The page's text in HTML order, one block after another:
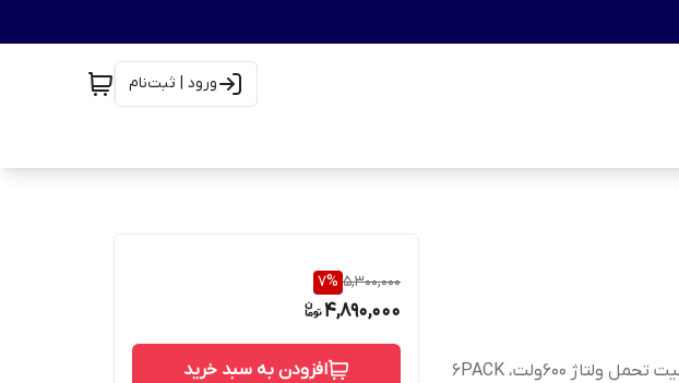
ورود | ثبت‌نام
قابلیت تحمل جریان 75 آمپر، قابلیت تحمل ولتاژ 600ولت، 6PACK
5,300,000
7%
4,890,000
افزودن به سبد خرید